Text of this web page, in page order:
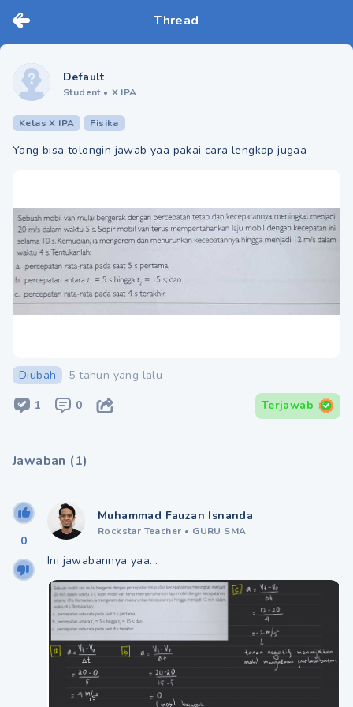
Thread
Default
Student • X IPA
Kelas X IPA Fisika
Yang bisa tolongin jawab yaa pakai cara lengkap jugaa
Diubah 5 tahun yang lalu
1 0 Terjawab
Jawaban (1)
0
Muhammad Fauzan Isnanda
Rockstar Teacher • GURU SMA
Ini jawabannya yaa...